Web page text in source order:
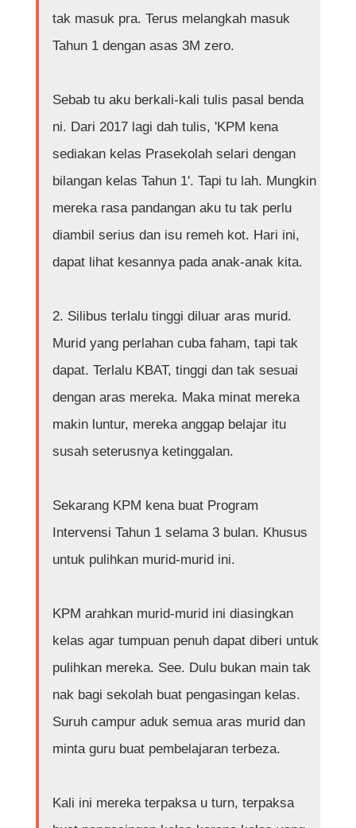
tak masuk pra. Terus melangkah masuk
Tahun 1 dengan asas 3M zero.
Sebab tu aku berkali-kali tulis pasal benda
ni. Dari 2017 lagi dah tulis, 'KPM kena
sediakan kelas Prasekolah selari dengan
bilangan kelas Tahun 1'. Tapi tu lah. Mungkin
mereka rasa pandangan aku tu tak perlu
diambil serius dan isu remeh kot. Hari ini,
dapat lihat kesannya pada anak-anak kita.
2. Silibus terlalu tinggi diluar aras murid.
Murid yang perlahan cuba faham, tapi tak
dapat. Terlalu KBAT, tinggi dan tak sesuai
dengan aras mereka. Maka minat mereka
makin luntur, mereka anggap belajar itu
susah seterusnya ketinggalan.
Sekarang KPM kena buat Program
Intervensi Tahun 1 selama 3 bulan. Khusus
untuk pulihkan murid-murid ini.
KPM arahkan murid-murid ini diasingkan
kelas agar tumpuan penuh dapat diberi untuk
pulihkan mereka. See. Dulu bukan main tak
nak bagi sekolah buat pengasingan kelas.
Suruh campur aduk semua aras murid dan
minta guru buat pembelajaran terbeza.
Kali ini mereka terpaksa u turn, terpaksa